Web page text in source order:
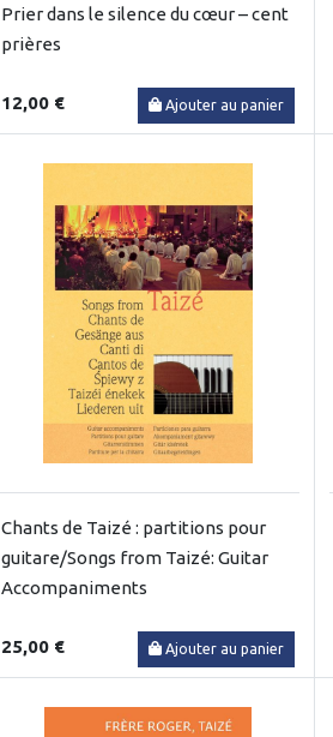
Prier dans le silence du cœur – cent
prières
12,00 € Ajouter au panier
Chants de Taizé : partitions pour
guitare/Songs from Taizé: Guitar
Accompaniments
25,00 € Ajouter au panier